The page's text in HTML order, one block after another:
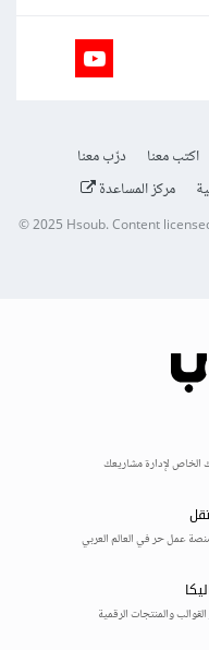
اكتب معنا
درّب معنا
مركز المساعدة
© 2025Hsoub.Content